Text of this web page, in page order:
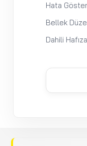
Hata
Bellek
Dahili